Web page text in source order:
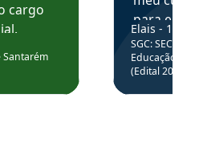
cargo
na
para
colocar
através
de
Elais - 15/
SGC: SEC BA
Educação
(Edital